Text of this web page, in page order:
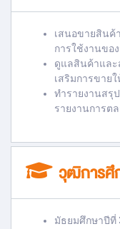
เสนอขายสินค้
การใช้งานขอ
ดูแลสินค้าและ
เสริมการขาย
ทำรายงานสรุ
รายงานการต
วุฒิการศึ
มัธยมศึกษาปีที่